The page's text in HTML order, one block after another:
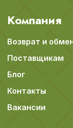
Компания
Возврат и
Поставщикам
Блог
Контакты
Вакансии